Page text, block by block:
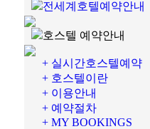
전세계호텔예약안내
호스텔 예약안내
+ 실시간호스텔예약
+ 호스텔이란
+ 이용안내
+ 예약절차
+ MY BOOKINGS